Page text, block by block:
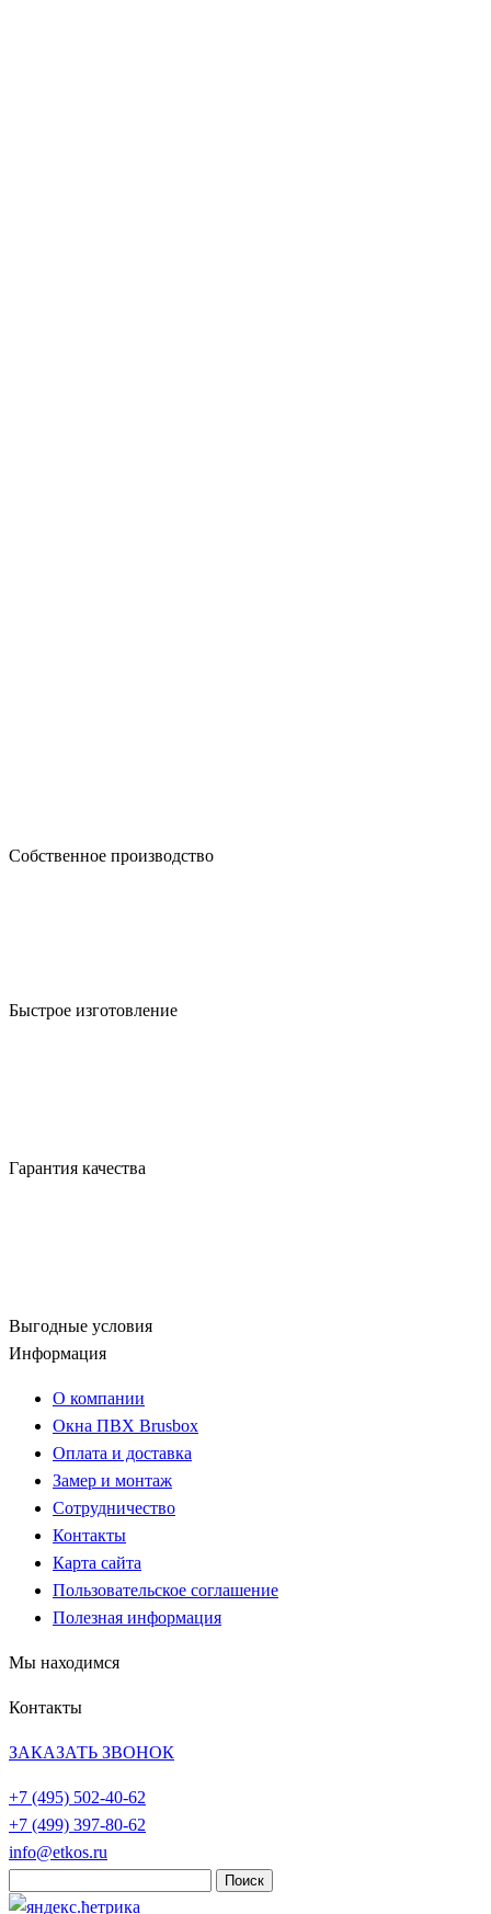
Собственное производство
Быстрое изготовление
Гарантия качества
Выгодные условия
Информация
О компании
Окна ПВХ Brusbox
Оплата и доставка
Замер и монтаж
Сотрудничество
Контакты
Карта сайта
Пользовательское соглашение
Полезная информация
Мы находимся
Контакты
ЗАКАЗАТЬ ЗВОНОК
+7 (495) 502-40-62
+7 (499) 397-80-62
info@etkos.ru